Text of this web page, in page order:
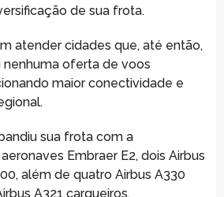
de sua frota.
atender cidades que, até então,
nenhuma oferta de voos
maior conectividade e
sua frota com a
Embraer E2, dois Airbus
além de quatro Airbus A330
A321 cargueiros.